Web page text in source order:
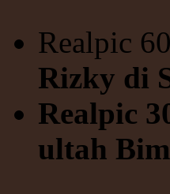
Realpic
Rizky di
Realpic
ultah